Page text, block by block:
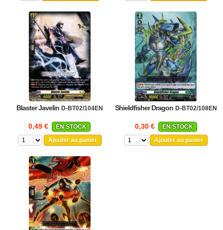
Blaster Javelin D-BT02/104EN
0,49 €
EN STOCK
Ajouter au panier
Shieldfisher Dragon D-BT02/108EN
0,30 €
EN STOCK
Ajouter au panier